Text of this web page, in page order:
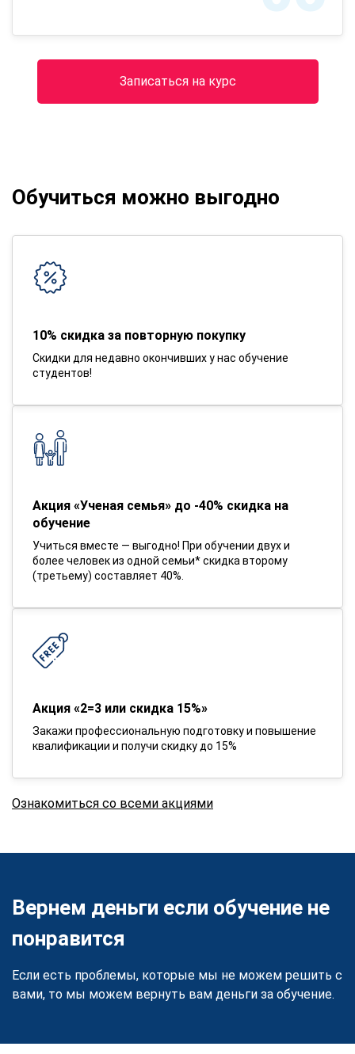
Записаться на курс
Обучиться можно выгодно
10% скидка за повторную покупку
Скидки для недавно окончивших у нас обучение
студентов!
Акция «Ученая семья» до -40% скидка на
обучение
Учиться вместе — выгодно! При обучении двух и
более человек из одной семьи* скидка второму
(третьему) составляет 40%.
Акция «2=3 или скидка 15%»
Закажи профессиональную подготовку и повышение
квалификации и получи скидку до 15%
Ознакомиться со всеми акциями
Вернем деньги если обучение не
понравится
Если есть проблемы, которые мы не можем решить с
вами, то мы можем вернуть вам деньги за обучение.